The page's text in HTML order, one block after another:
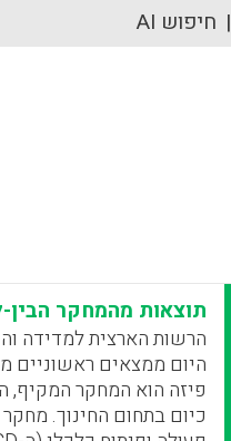
חיפוש AI
תוצאות מהמחקר הבין-
הרשות הארצית למדידה
פיזה הוא המחקר המקיף,
כיום בתחום החינוך.